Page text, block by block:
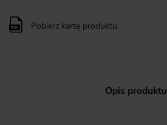
Pobierz kartę produktu
Opis produktu